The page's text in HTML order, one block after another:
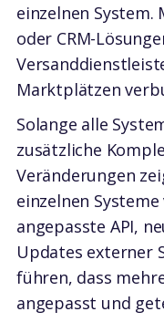
einzelnen System.
oder CRM-
Marktplätzen
Solange alle
zusätzliche
Veränderungen
einzelnen
angepasste API,
Updates externer
führen, dass
angepasst und